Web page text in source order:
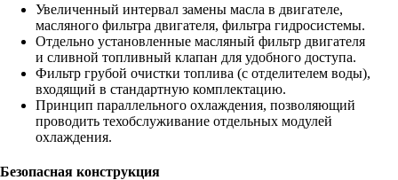
Увеличенный интервал замены масла в двигателе,
масляного фильтра двигателя, фильтра гидросистемы.
Отдельно установленные масляный фильтр двигателя
и сливной топливный клапан для удобного доступа.
Фильтр грубой очистки топлива (с отделителем воды),
входящий в стандартную комплектацию.
Принцип параллельного охлаждения, позволяющий
проводить техобслуживание отдельных модулей
охлаждения.
Безопасная конструкция